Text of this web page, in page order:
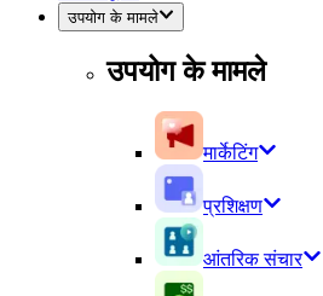
उपयोग के मामले
उपयोग के मामले
मार्केटिंग
प्रशिक्षण
आंतरिक संचार